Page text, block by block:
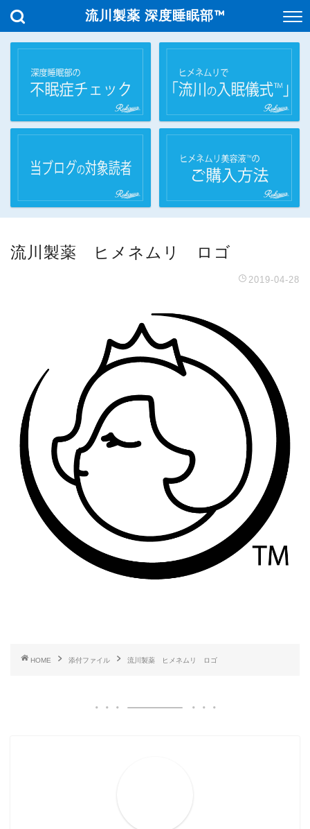
流川製薬 深度睡眠部™
流川製薬 ヒメネムリ ロゴ
2019-04-28
HOME 添付ファイル 流川製薬 ヒメネムリ ロゴ